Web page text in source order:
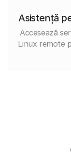
Asistență
Accesează
Linux remote